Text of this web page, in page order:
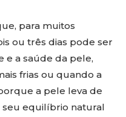
para muitos
ou três dias pode ser
e a saúde da pele,
frias ou quando a
a pele leva de
seu equilíbrio natural